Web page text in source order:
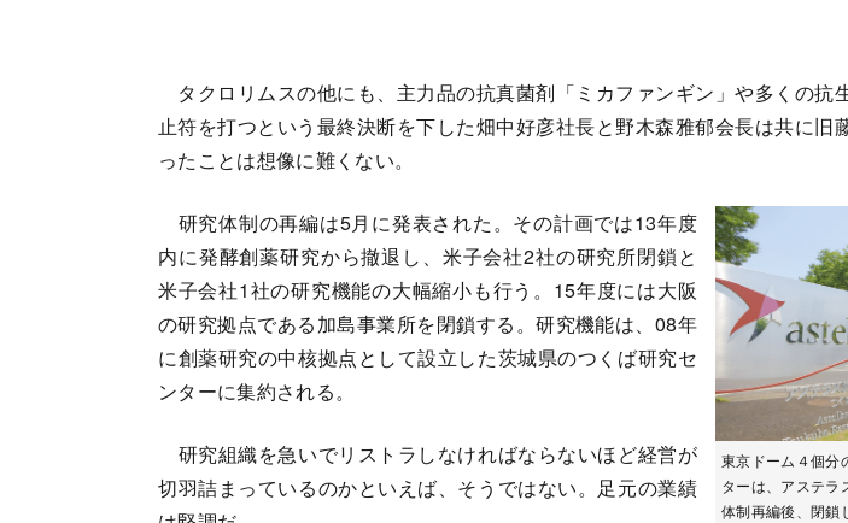
タクロリムスの他にも、主力品の抗真菌剤「ミカファンギン」や多くの抗
止符を打つという最終決断を下した畑中好彦社長と野木森雅郁会長は共に旧
ったことは想像に難くない。
東京ドーム４個分
ターは、アステラ
体制再編後、閉鎖
研究体制の再編は5月に発表された。その計画では13年度
内に発酵創薬研究から撤退し、米子会社2社の研究所閉鎖と
米子会社1社の研究機能の大幅縮小も行う。15年度には大阪
の研究拠点である加島事業所を閉鎖する。研究機能は、08年
に創薬研究の中核拠点として設立した茨城県のつくば研究セ
ンターに集約される。
研究組織を急いでリストラしなければならないほど経営が
切羽詰まっているのかといえば、そうではない。足元の業績